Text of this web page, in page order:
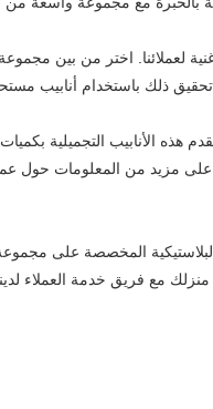
لعملائنا. اختر من بين
على مزيد من المعلومات حول
مع فريق خدمة العملاء